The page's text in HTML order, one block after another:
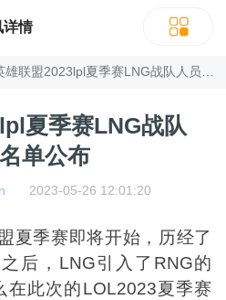
详情
夏季赛LNG战队
单公布
2023-05-26 12:01:20
季赛即将开始，历经了
后，LNG引入了RNG的
在此次的LOL2023夏季赛